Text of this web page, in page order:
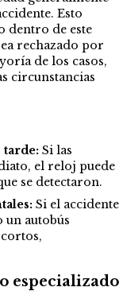
Esto
dentro de este
rechazado por
de los casos,
circunstancias
tarde: Si las
el reloj puede
se detectaron.
Si el accidente
autobús
especializado